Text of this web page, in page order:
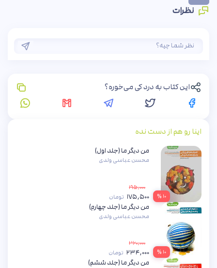
نظرات
این کتاب به درد کی می‌خوره؟
اینا رو هم از دست نده
۱۰ %
من دیگر ما (جلد اول)
محسن عباسی ولدی
۱۹۵,۰۰۰
۱۷۵,۵۰۰ تومان
۱۰ %
من دیگر ما (جلد چهارم)
محسن عباسی ولدی
۲۶۰,۰۰۰
۲۳۴,۰۰۰ تومان
من دیگر ما (جلد ششم)